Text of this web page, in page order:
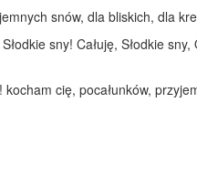
snów, dla bliskich, dla
sny! Całuję, Słodkie
cię, pocałunków,